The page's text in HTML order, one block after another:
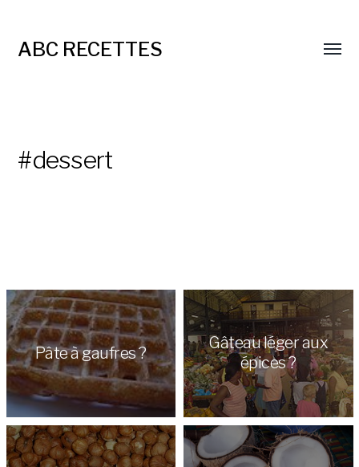
ABC RECETTES
#dessert
Pâte à gaufres ?
Gâteau léger aux
épices ?